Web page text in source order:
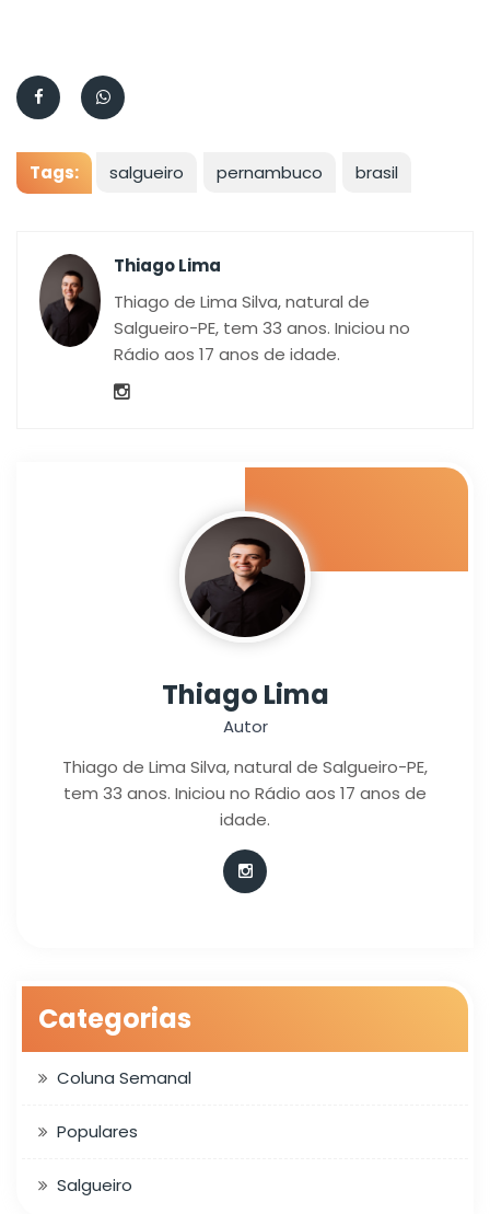
Tags: salgueiro pernambuco brasil
Thiago Lima
Thiago de Lima Silva, natural de
Salgueiro-PE, tem 33 anos. Iniciou no
Rádio aos 17 anos de idade.
Thiago Lima
Autor
Thiago de Lima Silva, natural de Salgueiro-PE,
tem 33 anos. Iniciou no Rádio aos 17 anos de
idade.
Categorias
Coluna Semanal
Populares
Salgueiro